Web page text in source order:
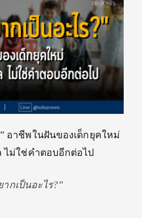
อาชีพในฝันของเด็กยุคใหม่
ม่ใช่คำตอบอีกต่อไป
กเป็นอะไร?”